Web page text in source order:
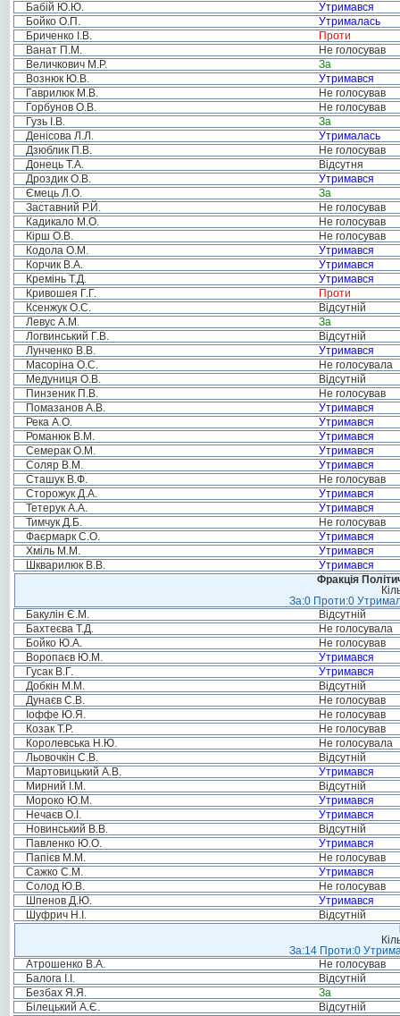
Бабій Ю.Ю.
Утримався
Бойко О.П.
Утрималась
Бриченко І.В.
Проти
Ванат П.М.
Не голосував
Величкович М.Р.
За
Вознюк Ю.В.
Утримався
Гаврилюк М.В.
Не голосував
Горбунов О.В.
Не голосував
Гузь І.В.
За
Денісова Л.Л.
Утрималась
Дзюблик П.В.
Не голосував
Донець Т.А.
Відсутня
Дроздик О.В.
Утримався
Ємець Л.О.
За
Заставний Р.Й.
Не голосував
Кадикало М.О.
Не голосував
Кірш О.В.
Не голосував
Кодола О.М.
Утримався
Корчик В.А.
Утримався
Кремінь Т.Д.
Утримався
Кривошея Г.Г.
Проти
Ксенжук О.С.
Відсутній
Левус А.М.
За
Логвинський Г.В.
Відсутній
Лунченко В.В.
Утримався
Масоріна О.С.
Не голосувала
Медуниця О.В.
Відсутній
Пинзеник П.В.
Не голосував
Помазанов А.В.
Утримався
Река А.О.
Утримався
Романюк В.М.
Утримався
Семерак О.М.
Утримався
Соляр В.М.
Утримався
Сташук В.Ф.
Не голосував
Сторожук Д.А.
Утримався
Тетерук А.А.
Утримався
Тимчук Д.Б.
Не голосував
Фаєрмарк С.О.
Утримався
Хміль М.М.
Утримався
Шкварилюк В.В.
Утримався
Фракція
За:0 Проти:0
Бакулін Є.М.
Відсутній
Бахтеєва Т.Д.
Не голосувала
Бойко Ю.А.
Не голосував
Воропаєв Ю.М.
Утримався
Гусак В.Г.
Утримався
Добкін М.М.
Відсутній
Дунаєв С.В.
Не голосував
Іоффе Ю.Я.
Не голосував
Козак Т.Р.
Не голосував
Королевська Н.Ю.
Не голосувала
Льовочкін С.В.
Відсутній
Мартовицький А.В.
Утримався
Мирний І.М.
Відсутній
Мороко Ю.М.
Утримався
Нечаєв О.І.
Утримався
Новинський В.В.
Відсутній
Павленко Ю.О.
Утримався
Папієв М.М.
Не голосував
Сажко С.М.
Утримався
Солод Ю.В.
Не голосував
Шпенов Д.Ю.
Утримався
Шуфрич Н.І.
Відсутній
За:14 Проти:0
Атрошенко В.А.
Не голосував
Балога І.І.
Відсутній
Безбах Я.Я.
За
Білецький А.Є.
Відсутній